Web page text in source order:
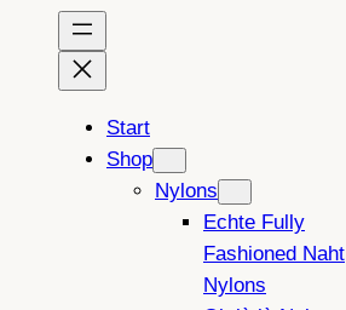
Start
Shop
Nylons
Echte Fully
Fashioned Naht
Nylons